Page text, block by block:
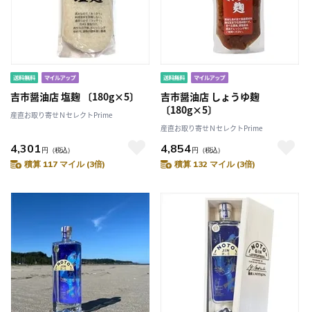
吉市醤油店 塩麹 〔180g×5〕
産直お取り寄せＮセレクトPrime
4,301 円 （税込）
積算 117 マイル (3倍)
吉市醤油店 しょうゆ麹
〔180g×5〕
産直お取り寄せＮセレクトPrime
4,854円 （税込）
積算 132 マイル (3倍)